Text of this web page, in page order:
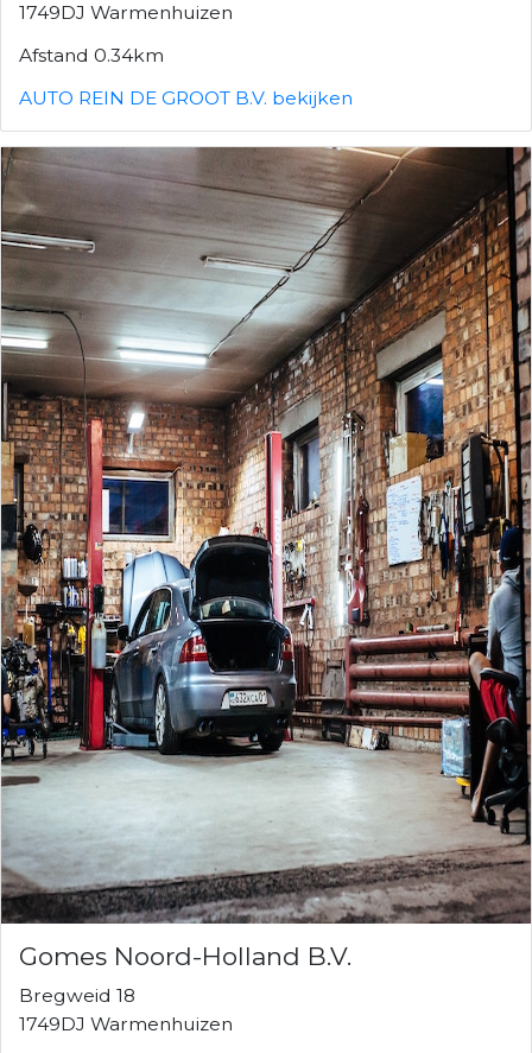
1749DJ Warmenhuizen
Afstand 0.34km
AUTO REIN DE GROOT B.V. bekijken
Gomes Noord-Holland B.V.
Bregweid 18
1749DJ Warmenhuizen